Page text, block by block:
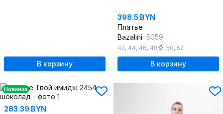
В корзину
398.5 BYN
Платье
Bazalini 5059
42, 44, 46, 48 , 50, 52
В корзину
Новинка
283.39 BYN